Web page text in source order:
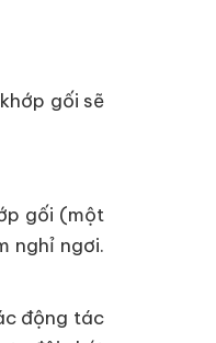
gối sẽ
gối (một
nghỉ ngơi.
động tác